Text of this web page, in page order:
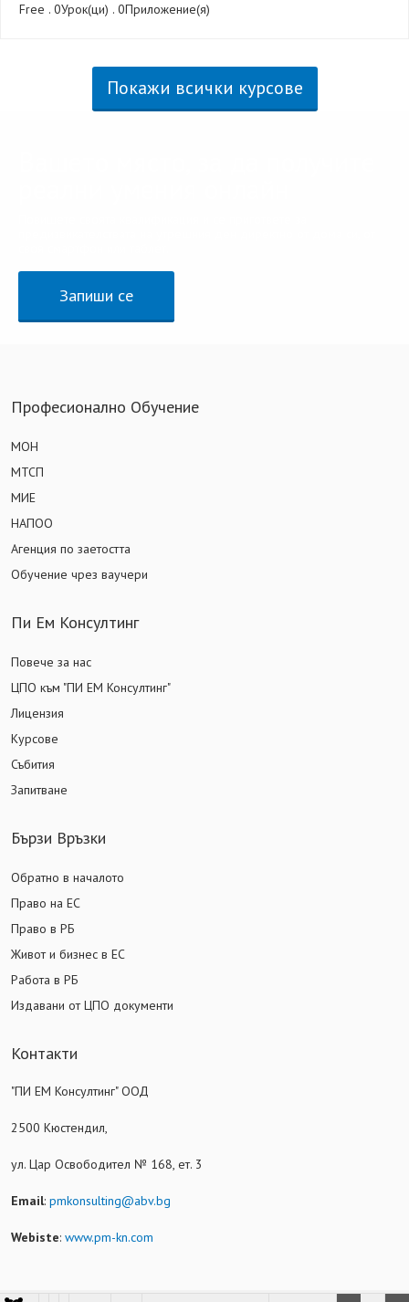
Free . 0Урок(ци) . 0Приложение(я)
Покажи всички курсове
Запиши се
Професионално Обучение
МОН
МТСП
МИЕ
НАПОО
Агенция по заетостта
Обучение чрез ваучери
Пи Ем Консултинг
Повече за нас
ЦПО към "ПИ ЕМ Консултинг"
Лицензия
Курсове
Събития
Запитване
Бързи Връзки
Обратно в началото
Право на ЕС
Право в РБ
Живот и бизнес в ЕС
Работа в РБ
Издавани от ЦПО документи
Контакти
"ПИ ЕМ Консултинг" ООД
2500 Кюстендил,
ул. Цар Освободител № 168, ет. 3
Email: pmkonsulting@abv.bg
Webiste: www.pm-kn.com